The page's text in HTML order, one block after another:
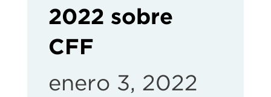
2022 sobre
CFF
enero 3, 2022